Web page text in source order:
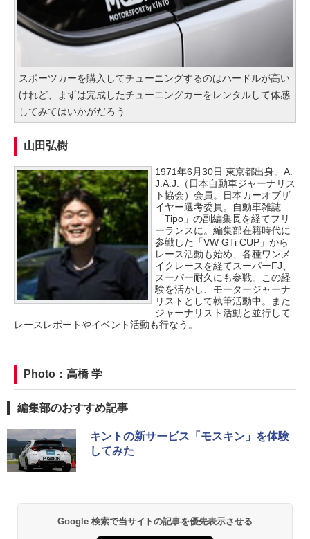
スポーツカーを購入してチューニングするのはハードルが高い
けれど、まずは完成したチューニングカーをレンタルして体感
してみてはいかがだろう
山田弘樹
1971年6月30日 東京都出身。A.
J.A.J.（日本自動車ジャーナリス
ト協会）会員。日本カーオブザ
イヤー選考委員。自動車雑誌
「Tipo」の副編集長を経てフリ
ーランスに。編集部在籍時代に
参戦した「VW GTi CUP」から
レース活動も始め、各種ワンメ
イクレースを経てスーパーFJ、
スーパー耐久にも参戦。この経
験を活かし、モータージャーナ
リストとして執筆活動中。また
ジャーナリスト活動と並行して
レースレポートやイベント活動も行なう。
Photo：高橋 学
編集部のおすすめ記事
キントの新サービス「モスキン」を体験
してみた
Google 検索で当サイトの記事を優先表示させる